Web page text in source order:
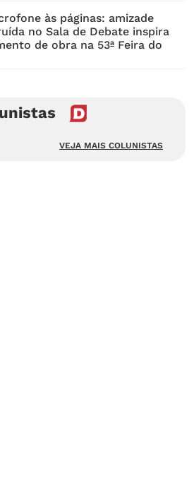
às páginas: amizade
no Sala de Debate inspira
de obra na 53ª Feira do
VEJA MAIS COLUNISTAS